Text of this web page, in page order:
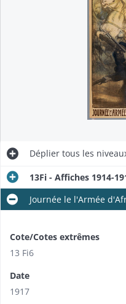
Déplier tous les
13Fi - Affiches 1914-
Journée le l'Armée
Cote/Cotes extrêmes
13 Fi6
Date
1917